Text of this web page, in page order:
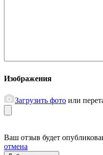
Изображения
Загрузить фото или
Ваш отзыв будет
отмена